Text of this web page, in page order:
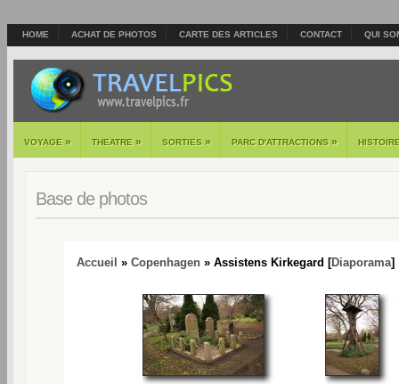
HOME ACHAT DE PHOTOS CARTE DES ARTICLES CONTACT QUI
VOYAGE » THEATRE » SORTIES » PARC D'ATTRACTIONS »
Base de photos
Accueil » Copenhagen » Assistens Kirkegard [Diaporama]